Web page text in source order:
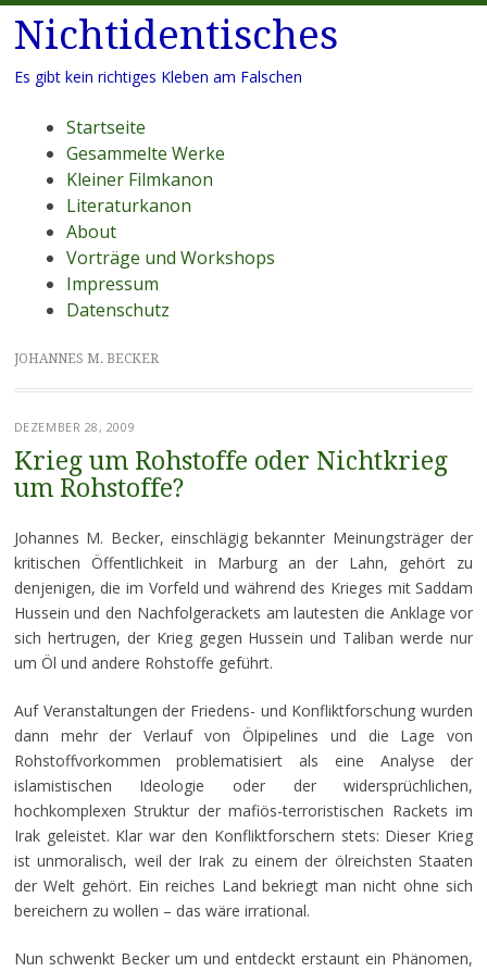
Nichtidentisches
Es gibt kein richtiges Kleben am Falschen
Menü
Zum
Inhalt
springen
Startseite
Gesammelte Werke
Kleiner Filmkanon
Literaturkanon
About
Vorträge und Workshops
Impressum
Datenschutz
JOHANNES M. BECKER
DEZEMBER 28, 2009
Krieg um Rohstoffe oder Nichtkrieg
um Rohstoffe?
Johannes M. Becker, einschlägig bekannter Meinungsträger der
kritischen Öffentlichkeit in Marburg an der Lahn, gehört zu
denjenigen, die im Vorfeld und während des Krieges mit Saddam
Hussein und den Nachfolgerackets am lautesten die Anklage vor
sich hertrugen, der Krieg gegen Hussein und Taliban werde nur
um Öl und andere Rohstoffe geführt.
Auf Veranstaltungen der Friedens- und Konfliktforschung wurden
dann mehr der Verlauf von Ölpipelines und die Lage von
Rohstoffvorkommen problematisiert als eine Analyse der
islamistischen Ideologie oder der widersprüchlichen,
hochkomplexen Struktur der mafiös-terroristischen Rackets im
Irak geleistet. Klar war den Konfliktforschern stets: Dieser Krieg
ist unmoralisch, weil der Irak zu einem der ölreichsten Staaten
der Welt gehört. Ein reiches Land bekriegt man nicht ohne sich
bereichern zu wollen – das wäre irrational.
Nun schwenkt Becker um und entdeckt erstaunt ein Phänomen,